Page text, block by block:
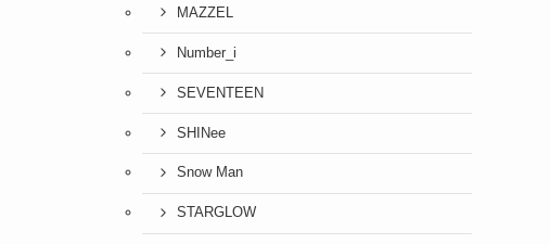
MAZZEL
Number_i
SEVENTEEN
SHINee
Snow Man
STARGLOW